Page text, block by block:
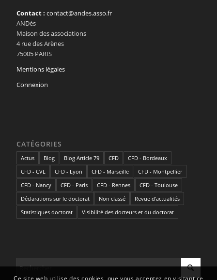
Contact : contact@andes.asso.fr
ANDès
Maison des associations
4 rue des Arènes
75005 PARIS
Mentions légales
Connexion
CATÉGORIES
Actus Blog Blog Article 79 CFD
CFD - Bordeaux
CFD - CVL
CFD - Lyon CFD - Marseille
CFD - Montpellier
CFD - Nancy
CFD - Paris CFD - Rennes
CFD - Toulouse
Déclarations sur le doctorat
Non classé
Revue d'actualités
Statistiques doctorat
Visibilité des docteurs et du doctorat